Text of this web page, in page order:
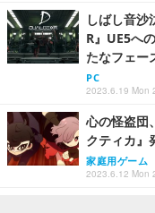
しばし音沙
R』UE5へ
たなフェー
PC
2023.6.19 Mon
心の怪盗団
クティカ』
家庭用ゲーム
2023.6.12 Mon